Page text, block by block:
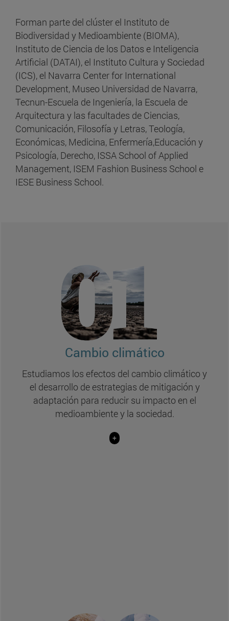
Forman parte del clúster el Instituto de
Biodiversidad y Medioambiente (BIOMA),
Instituto de Ciencia de los Datos e Inteligencia
Artificial (DATAI), el Instituto Cultura y Sociedad
(ICS), el Navarra Center for International
Development, Museo Universidad de Navarra,
Tecnun-Escuela de Ingeniería, la Escuela de
Arquitectura y las facultades de Ciencias,
Comunicación, Filosofía y Letras, Teología,
Económicas, Medicina, Enfermería,Educación y
Psicología, Derecho, ISSA School of Applied
Management, ISEM Fashion Business School e
IESE Business School.
Cambio climático
Estudiamos los efectos del cambio climático y
el desarrollo de estrategias de mitigación y
adaptación para reducir su impacto en el
medioambiente y la sociedad.
+
Resiliencia al cambio climático
Transición energética
Resiliencia y adaptación de los cultivos al
cambio climático
(Ciencias y BIOMA)
Algoritmos verdes
(DATAI)